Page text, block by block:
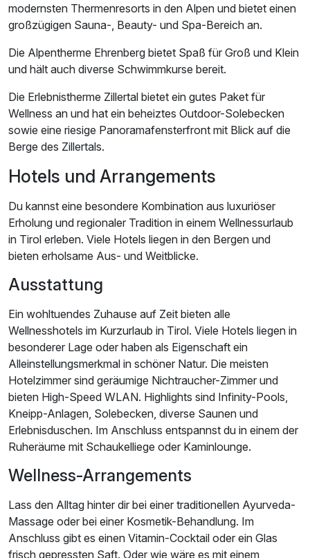
modernsten Thermenresorts in den Alpen und bietet einen
großzügigen Sauna-, Beauty- und Spa-Bereich an.
Die Alpentherme Ehrenberg bietet Spaß für Groß und Klein
und hält auch diverse Schwimmkurse bereit.
Die Erlebnistherme Zillertal bietet ein gutes Paket für
Wellness an und hat ein beheiztes Outdoor-Solebecken
sowie eine riesige Panoramafensterfront mit Blick auf die
Berge des Zillertals.
Hotels und Arrangements
Du kannst eine besondere Kombination aus luxuriöser
Erholung und regionaler Tradition in einem Wellnessurlaub
in Tirol erleben. Viele Hotels liegen in den Bergen und
bieten erholsame Aus- und Weitblicke.
Ausstattung
Ein wohltuendes Zuhause auf Zeit bieten alle
Wellnesshotels im Kurzurlaub in Tirol. Viele Hotels liegen in
besonderer Lage oder haben als Eigenschaft ein
Alleinstellungsmerkmal in schöner Natur. Die meisten
Hotelzimmer sind geräumige Nichtraucher-Zimmer und
bieten High-Speed WLAN. Highlights sind Infinity-Pools,
Kneipp-Anlagen, Solebecken, diverse Saunen und
Erlebnisduschen. Im Anschluss entspannst du in einem der
Ruheräume mit Schaukelliege oder Kaminlounge.
Wellness-Arrangements
Lass den Alltag hinter dir bei einer traditionellen Ayurveda-
Massage oder bei einer Kosmetik-Behandlung. Im
Anschluss gibt es einen Vitamin-Cocktail oder ein Glas
frisch gepressten Saft. Oder wie wäre es mit einem